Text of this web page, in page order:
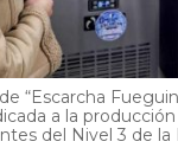
“Escarcha
a la
del Nivel 3 de la